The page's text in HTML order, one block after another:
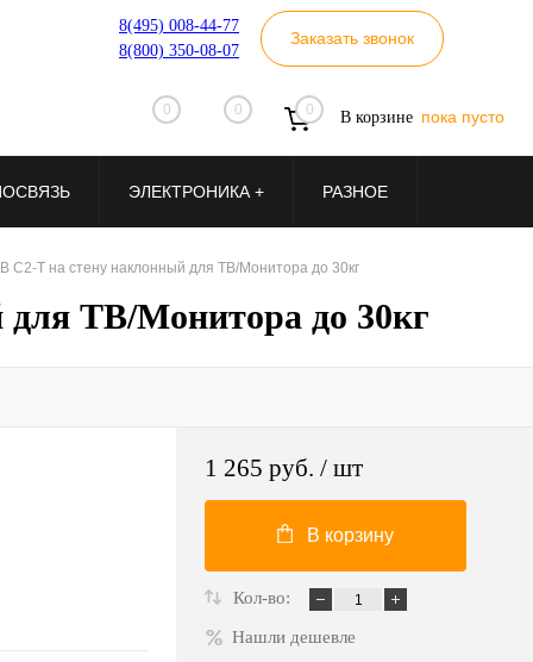
8(495) 008-44-77
8(800) 350-08-07
Заказать звонок
0 0 0 В корзине пока пусто
ЭЛЕКТРОНИКА + РАЗНОЕ
C2-T на стену наклонный для ТВ/Монитора до 30кг
для ТВ/Монитора до 30кг
1 265 руб. / шт
В корзину
Кол-во:
Нашли дешевле